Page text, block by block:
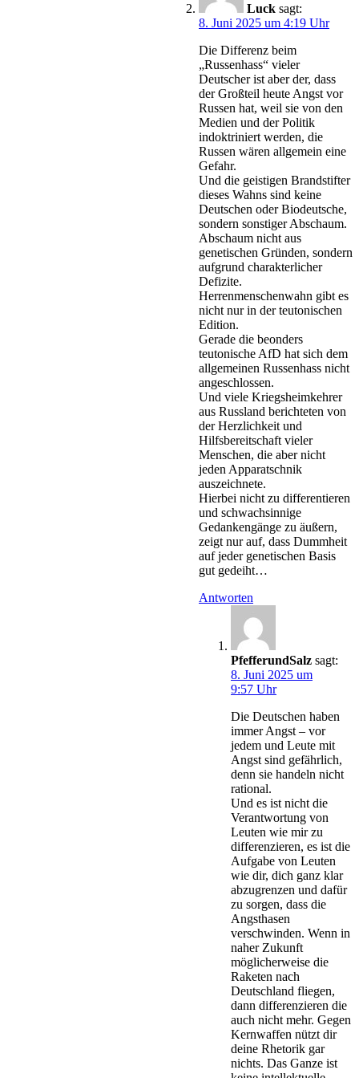
Luck sagt:
8. Juni 2025 um 4:19 Uhr
Die Differenz beim
„Russenhass“ vieler
Deutscher ist aber der, dass
der Großteil heute Angst vor
Russen hat, weil sie von den
Medien und der Politik
indoktriniert werden, die
Russen wären allgemein eine
Gefahr.
Und die geistigen Brandstifter
dieses Wahns sind keine
Deutschen oder Biodeutsche,
sondern sonstiger Abschaum.
Abschaum nicht aus
genetischen Gründen, sondern
aufgrund charakterlicher
Defizite.
Herrenmenschenwahn gibt es
nicht nur in der teutonischen
Edition.
Gerade die beonders
teutonische AfD hat sich dem
allgemeinen Russenhass nicht
angeschlossen.
Und viele Kriegsheimkehrer
aus Russland berichteten von
der Herzlichkeit und
Hilfsbereitschaft vieler
Menschen, die aber nicht
jeden Apparatschnik
auszeichnete.
Hierbei nicht zu differentieren
und schwachsinnige
Gedankengänge zu äußern,
zeigt nur auf, dass Dummheit
auf jeder genetischen Basis
gut gedeiht…
Antworten
PfefferundSalz sagt:
8. Juni 2025 um
9:57 Uhr
Die Deutschen haben
immer Angst – vor
jedem und Leute mit
Angst sind gefährlich,
denn sie handeln nicht
rational.
Und es ist nicht die
Verantwortung von
Leuten wie mir zu
differenzieren, es ist die
Aufgabe von Leuten
wie dir, dich ganz klar
abzugrenzen und dafür
zu sorgen, dass die
Angsthasen
verschwinden. Wenn in
naher Zukunft
möglicherweise die
Raketen nach
Deutschland fliegen,
dann differenzieren die
auch nicht mehr. Gegen
Kernwaffen nützt dir
deine Rhetorik gar
nichts. Das Ganze ist